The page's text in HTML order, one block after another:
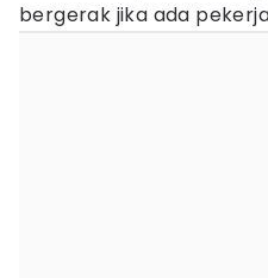
bergerak jika ada